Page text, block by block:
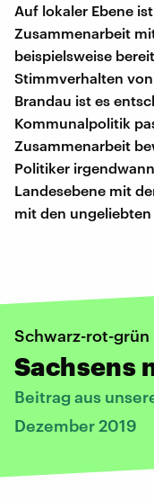
Auf lokaler Ebene
Zusammenarbeit
beispielsweise
Stimmverhalten von
Brandau ist es
Kommunalpolitik
Zusammenarbeit
Politiker
Landesebene mit
mit den ungeliebten
Schwarz-rot-grün
Sachsens
Beitrag aus
Dezember 2019